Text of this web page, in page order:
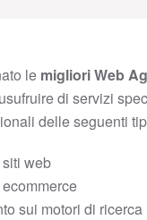
le migliori Web
di servizi
delle seguenti
web
sui motori di ricerca